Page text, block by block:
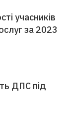
учасників
за 2023
ДПС під